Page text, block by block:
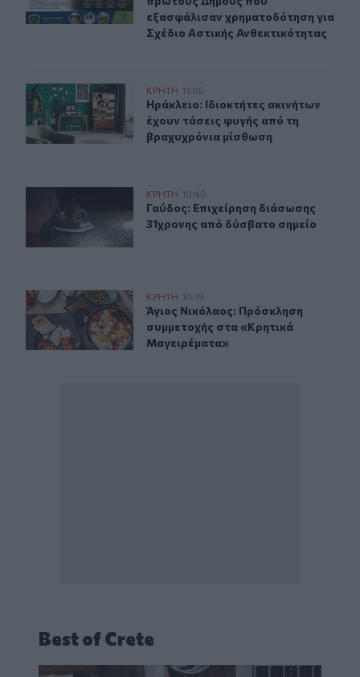
εξασφάλισαν χρηματοδότηση για
Σχέδιο Αστικής Ανθεκτικότητας
Ηράκλειο: Ιδιοκτήτες ακινήτων έχουν τάσεις φυγής
ΚΡΗΤΗ 11:05
Ηράκλειο: Ιδιοκτήτες ακινήτων
Ηράκλειο: Ιδιοκτήτες ακινήτων
έχουν τάσεις φυγής από τη
βραχυχρόνια μίσθωση
Γαύδος: Επιχείρηση διάσωσης 31χρονης από δύσβατο
ΚΡΗΤΗ 10:40
Γαύδος: Επιχείρηση διάσωσης
Γαύδος: Επιχείρηση διάσωσης
31χρονης από δύσβατο σημείο
Άγιος Νικόλαος: Πρόσκληση συμμετοχής στα
ΚΡΗΤΗ 10:19
Άγιος Νικόλαος: Πρόσκληση
Άγιος Νικόλαος: Πρόσκληση
συμμετοχής στα «Κρητικά
Μαγειρέματα»
Best of Crete